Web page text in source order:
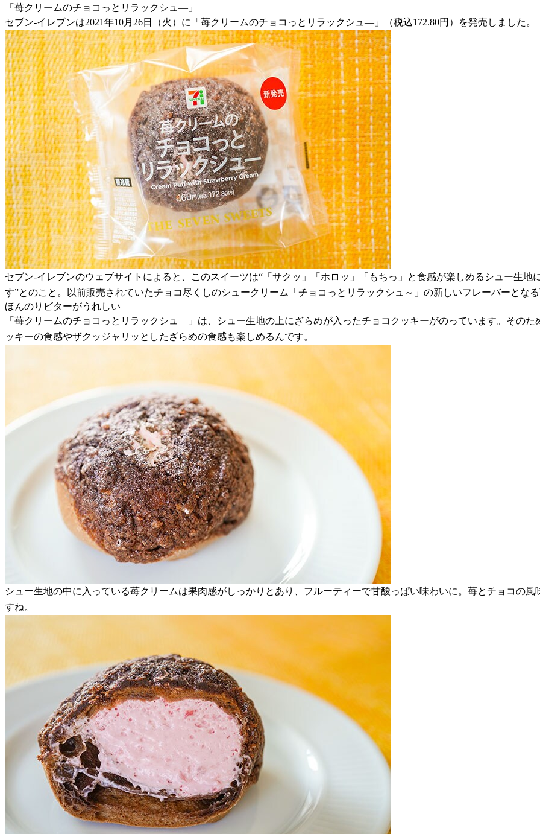
「苺クリームのチョコっとリラックシュ―」
セブン-イレブンは2021年10月26日（火）に「苺クリームのチョコっとリラックシュ―」（税込172.80円）を発売しました。
セブン-イレブンのウェブサイトによると、このスイーツは“「サクッ」「ホロッ」「もちっ」と食感が楽しめるシュー生
す”とのこと。以前販売されていたチョコ尽くしのシュークリーム「チョコっとリラックシュ～」の新しいフレーバーとな
ほんのりビターがうれしい
「苺クリームのチョコっとリラックシュ―」は、シュー生地の上にざらめが入ったチョコクッキーがのっています。その
ッキーの食感やザクッジャリッとしたざらめの食感も楽しめるんです。
シュー生地の中に入っている苺クリームは果肉感がしっかりとあり、フルーティーで甘酸っぱい味わいに。苺とチョコの
すね。